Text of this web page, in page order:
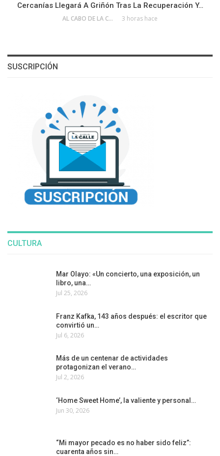
Cercanías Llegará A Griñón Tras La Recuperación Y…
AL CABO DE LA CALLE 3 horas hace
SUSCRIPCIÓN
CULTURA
Mar Olayo: «Un concierto, una exposición, un
libro, una…
Jul 25, 2026
Franz Kafka, 143 años después: el escritor que
convirtió un…
Jul 6, 2026
Más de un centenar de actividades
protagonizan el verano…
Jul 2, 2026
‘Home Sweet Home’, la valiente y personal…
Jun 30, 2026
“Mi mayor pecado es no haber sido feliz”:
cuarenta años sin…